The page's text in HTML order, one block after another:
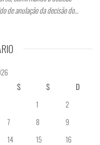
de anulação da decisão do…
S S
D
1
2
7 8
9
14 15
16